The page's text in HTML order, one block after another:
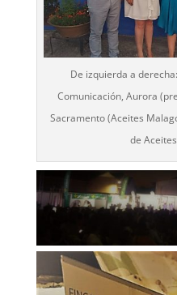
De izquierda a
Comunicación, Aurora
Sacramento (Aceites
de